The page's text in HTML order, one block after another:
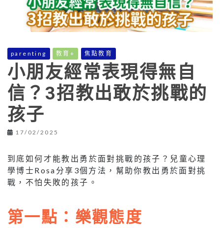
parenting 教育+ 焦點教育
小朋友經常表現得無自
信？3招教出敢於挑戰的
孩子
17/02/2025
到底如何才能教出勇於面對挑戰的孩子？兒童心理
學博士Rosa分享3個方法，幫助你教出勇於面對挑
戰，不怕失敗的孩子。
第一點：樂觀態度